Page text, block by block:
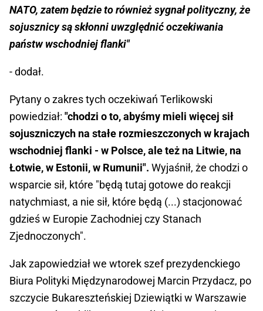
NATO, zatem będzie to również sygnał polityczny, że
sojusznicy są skłonni uwzględnić oczekiwania
państw wschodniej flanki"
- dodał.
Pytany o zakres tych oczekiwań Terlikowski
powiedział: "chodzi o to, abyśmy mieli więcej sił
sojuszniczych na stałe rozmieszczonych w krajach
wschodniej flanki - w Polsce, ale też na Litwie, na
Łotwie, w Estonii, w Rumunii". Wyjaśnił, że chodzi o
wsparcie sił, które "będą tutaj gotowe do reakcji
natychmiast, a nie sił, które będą (...) stacjonować
gdzieś w Europie Zachodniej czy Stanach
Zjednoczonych".
Jak zapowiedział we wtorek szef prezydenckiego
Biura Polityki Międzynarodowej Marcin Przydacz, po
szczycie Bukareszteńskiej Dziewiątki w Warszawie